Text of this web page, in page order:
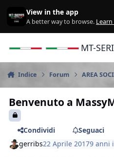
View in the app
A better way to browse.
MT-
Indice Forum AREA
Benvenuto a
Condividi
Seguaci
gerribs22 Aprile 20179 anni